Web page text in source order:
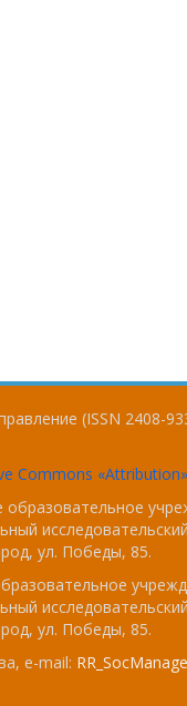
(ISSN 2408-
Commons
ул. Победы, 85.
ул. Победы, 85.
e-mail: